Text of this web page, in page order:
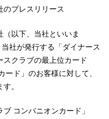
のプレスリリース
以下、当社といいま
社が発行する「ダイナース
クラブの最上位カード
ード」のお客様に対して、
。
コンパニオンカード」